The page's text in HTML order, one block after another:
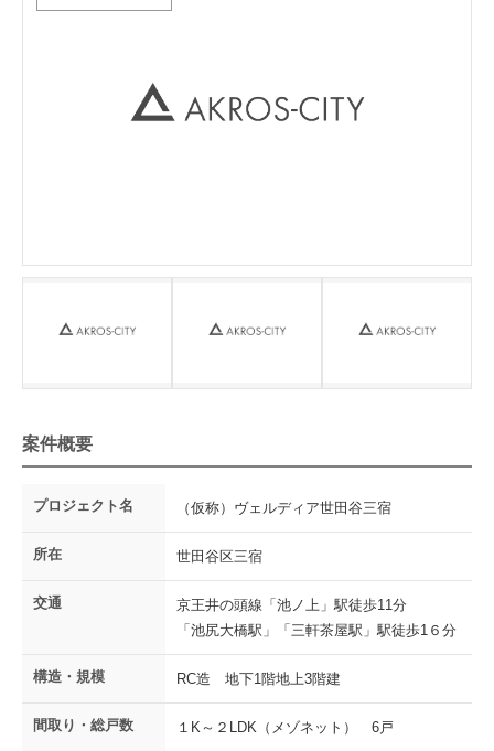
案件概要
プロジェクト名 （仮称）ヴェルディア世田谷三宿
所在 世田谷区三宿
交通
京王井の頭線「池ノ上」駅徒歩11分
「池尻⼤橋駅」「三軒茶屋駅」駅徒歩1６分
構造・規模 RC造 地下1階地上3階建
間取り・総戸数 １K～２LDK（メゾネット） 6戸